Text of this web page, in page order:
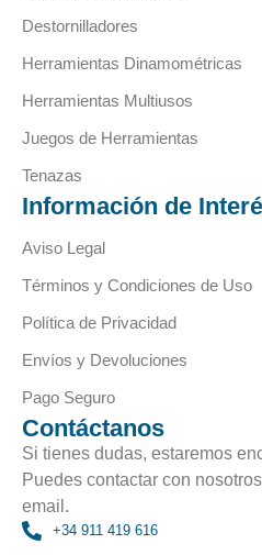
Destornilladores
Herramientas Dinamométricas
Herramientas Multiusos
Juegos de Herramientas
Tenazas
Información de
Aviso Legal
Términos y Condiciones de Uso
Política de Privacidad
Envíos y Devoluciones
Pago Seguro
Contáctanos
Si tienes dudas, estaremos
Puedes contactar con
email.
+34 911 419 616